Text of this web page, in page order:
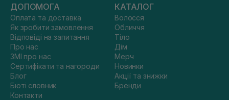
ДОПОМОГА
Оплата та доставка
Як зробити замовлення
Відповіді на запитання
Про нас
ЗМІ про нас
Сертифікати та нагороди
Блог
Бюті словник
Контакти
КАТАЛОГ
Волосся
Обличчя
Тіло
Дім
Мерч
Новинки
Акції та знижки
Бренди